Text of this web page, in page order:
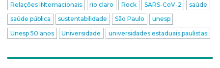
Relações INternacionais
rio claro Rock SARS-CoV-2
saúde
saúde pública
sustentabilidade São Paulo
unesp
Unesp 50 anos
Universidade universidades estaduais paulistas